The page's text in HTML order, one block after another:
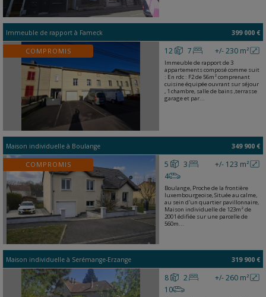
Immeuble de rapport à Fameck 399 000 €
COMPROMIS +/- 230 m²
12 7
Immeuble de rapport de 3
appartements composé comme suit
: En rdc : F2 de 56m² comprenant
cuisine équipée ouvrant sur séjour
, 1 chambre, salle de bains ,terrasse
garage et par...
Maison individuelle à Boulange 349 900 €
COMPROMIS +/- 123 m²
5
3
4
Boulange, Proche de la frontière
luxembourgeoise, Située au calme,
au sein d'un quartier pavillonnaire,
Maison individuelle de 123m² de
2001 édifiée sur une parcelle de
560m...
Maison individuelle à Serémange-Erzange 319 900 €
+/- 260 m²
8
2
10